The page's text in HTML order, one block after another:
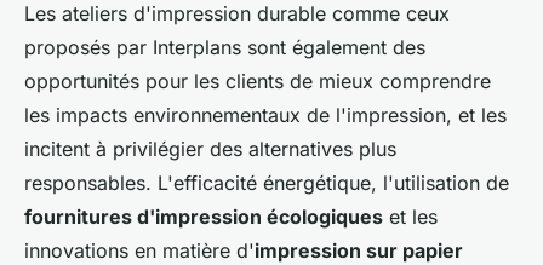
Les ateliers d'impression durable comme ceux
proposés par Interplans sont également des
opportunités pour les clients de mieux comprendre
les impacts environnementaux de l'impression, et les
incitent à privilégier des alternatives plus
responsables. L'efficacité énergétique, l'utilisation de
fournitures d'impression écologiques et les
innovations en matière d'impression sur papier